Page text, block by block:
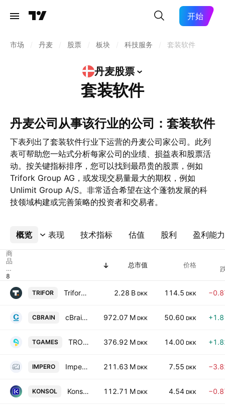
开始
市场 丹麦 股票 板块 科技服务 套装软件
丹麦股票
套装软件
丹麦公司从事该行业的公司：套装软件
下表列出了套装软件行业下运营的丹麦公司家公司。此列
表可帮助您一站式分析每家公司的业绩、损益表和股票活
动。按关键指标排序，您可以找到最昂贵的股票，例如
Trifork Group AG，或发现交易量最大的期权，例如
Unlimit Group A/S。非常适合希望在这个蓬勃发展的科
技领域构建或完善策略的投资者和交易者。
概览 表现 技术指标 估值 股利 盈利能力
更多
商
品
代
码
总市值 价格
TRIFOR Trifork Group AG 2.28 B DKK 114.5 DKK
CBRAIN cBrain A/S 972.07 M DKK 50.60 DKK
TGAMES TROPHY GAMES Development A/S 376.92 M DKK 14.00 DKK
IMPERO Impero A/S 211.63 M DKK 7.55 DKK
KONSOL Konsolidator A/S 112.71 M DKK 4.54 DKK